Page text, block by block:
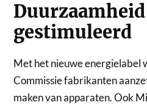
Duurzaamheid
gestimuleerd
Met het nieuwe energielabel
Commissie fabrikanten
maken van apparaten. Ook